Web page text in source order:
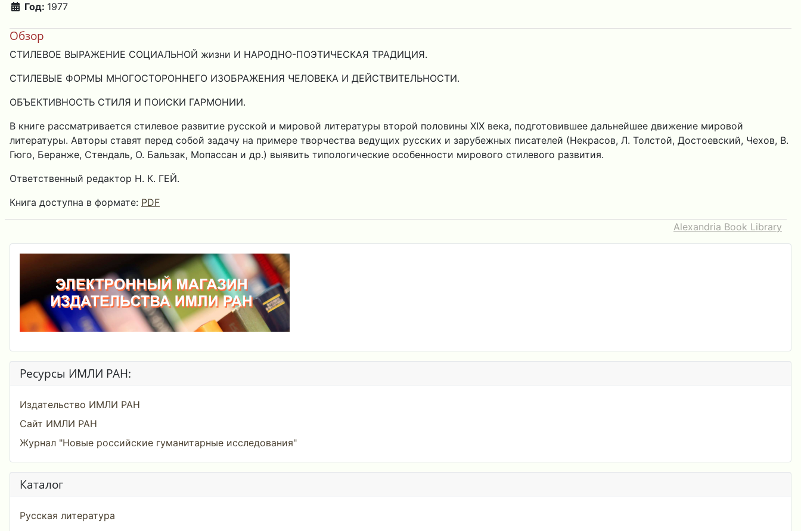
Год: 1977
Обзор
СТИЛЕВОЕ ВЫРАЖЕНИЕ СОЦИАЛЬНОЙ жизни И НАРОДНО-ПОЭТИЧЕСКАЯ ТРАДИЦИЯ.
СТИЛЕВЫЕ ФОРМЫ МНОГОСТОРОННЕГО ИЗОБРАЖЕНИЯ ЧЕЛОВЕКА И ДЕЙСТВИТЕЛЬНОСТИ.
ОБЪЕКТИВНОСТЬ СТИЛЯ И ПОИСКИ ГАРМОНИИ.
В книге рассматривается стилевое развитие русской и мировой литературы второй половины XIX века, подготовившее дальнейшее движение мировой
литературы. Авторы ставят перед собой задачу на примере творчества ведущих русских и зарубежных писателей (Некрасов, Л. Толстой, Достоевский, Чехов, В.
Гюго, Беранже, Стендаль, О. Бальзак, Мопассан и др.) выявить типологические особенности мирового стилевого развития.
Ответственный редактор Н. К. ГЕЙ.
Книга доступна в формате: PDF
Alexandria Book Library
Ресурсы ИМЛИ РАН:
Издательство ИМЛИ РАН
Сайт ИМЛИ РАН
Журнал "Новые российские гуманитарные исследования"
Каталог
Русская литература